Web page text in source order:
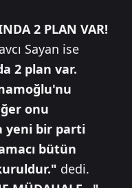
2 PLAN VAR!
Sayan ise
2 plan var.
onu
yeni bir parti
bütün
dedi.